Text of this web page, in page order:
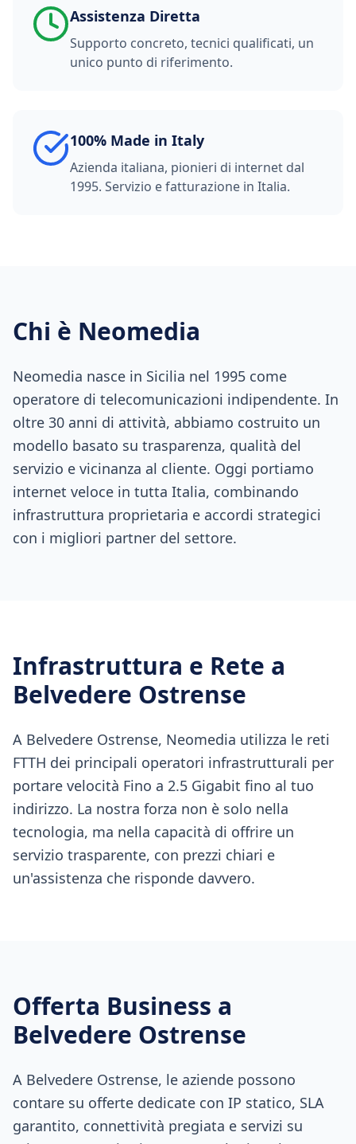
Assistenza Diretta
Supporto concreto, tecnici qualificati, un
unico punto di riferimento.
100% Made in Italy
Azienda italiana, pionieri di internet dal
1995. Servizio e fatturazione in Italia.
Chi è Neomedia
Neomedia nasce in Sicilia nel 1995 come
operatore di telecomunicazioni indipendente. In
oltre 30 anni di attività, abbiamo costruito un
modello basato su trasparenza, qualità del
servizio e vicinanza al cliente. Oggi portiamo
internet veloce in tutta Italia, combinando
infrastruttura proprietaria e accordi strategici
con i migliori partner del settore.
Infrastruttura e Rete a
Belvedere Ostrense
A Belvedere Ostrense, Neomedia utilizza le reti
FTTH dei principali operatori infrastrutturali per
portare velocità Fino a 2.5 Gigabit fino al tuo
indirizzo. La nostra forza non è solo nella
tecnologia, ma nella capacità di offrire un
servizio trasparente, con prezzi chiari e
un'assistenza che risponde davvero.
Offerta Business a
Belvedere Ostrense
A Belvedere Ostrense, le aziende possono
contare su offerte dedicate con IP statico, SLA
garantito, connettività pregiata e servizi su